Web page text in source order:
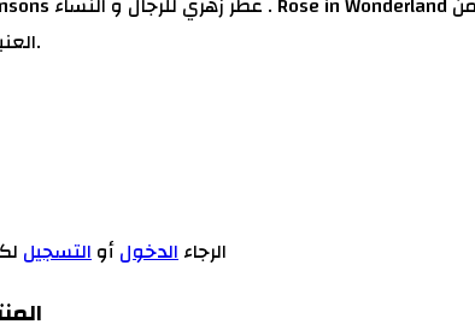
العنبر الكريستالي و نجيل الهند.
الرجاءالدخولأوالتسجيل